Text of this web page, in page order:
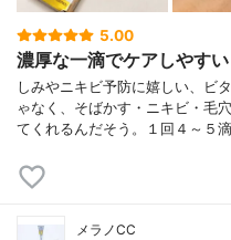
5.00
濃厚な一滴でケアしやすい
しみやニキビ予防に嬉しい、ビ
ゃなく、そばかす・ニキビ・毛
てくれるんだそう。１回４～５
メラノCC